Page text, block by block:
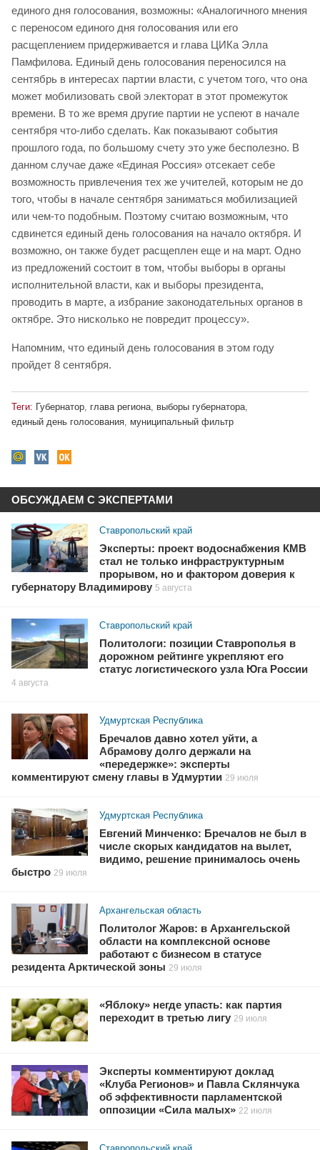
единого дня голосования, возможны: «Аналогичного мнения
с переносом единого дня голосования или его
расщеплением придерживается и глава ЦИКа Элла
Памфилова. Единый день голосования переносился на
сентябрь в интересах партии власти, с учетом того, что она
может мобилизовать свой электорат в этот промежуток
времени. В то же время другие партии не успеют в начале
сентября что-либо сделать. Как показывают события
прошлого года, по большому счету это уже бесполезно. В
данном случае даже «Единая Россия» отсекает себе
возможность привлечения тех же учителей, которым не до
того, чтобы в начале сентября заниматься мобилизацией
или чем-то подобным. Поэтому считаю возможным, что
сдвинется единый день голосования на начало октября. И
возможно, он также будет расщеплен еще и на март. Одно
из предложений состоит в том, чтобы выборы в органы
исполнительной власти, как и выборы президента,
проводить в марте, а избрание законодательных органов в
октябре. Это нисколько не повредит процессу».
Напомним, что единый день голосования в этом году
пройдет 8 сентября.
Теги: Губернатор глава региона выборы губернатора
единый день голосования, муниципальный фильтр
ОБСУЖДАЕМ С ЭКСПЕРТАМИ
Ставропольский край
Эксперты: проект водоснабжения КМВ
стал не только инфраструктурным
прорывом, но и фактором доверия к
губернатору Владимирову 5 августа
Ставропольский край
Политологи: позиции Ставрополья в
дорожном рейтинге укрепляют его
статус логистического узла Юга России
4 августа
Удмуртская Республика
Бречалов давно хотел уйти, а
Абрамову долго держали на
«передержке»: эксперты
комментируют смену главы в Удмуртии 29 июля
Удмуртская Республика
Евгений Минченко: Бречалов не был в
числе скорых кандидатов на вылет,
видимо, решение принималось очень
быстро 29 июля
Архангельская область
Политолог Жаров: в Архангельской
области на комплексной основе
работают с бизнесом в статусе
резидента Арктической зоны 29 июля
«Яблоку» негде упасть: как партия
переходит в третью лигу 29 июля
Эксперты комментируют доклад
«Клуба Регионов» и Павла Склянчука
об эффективности парламентской
оппозиции «Сила малых» 22 июля